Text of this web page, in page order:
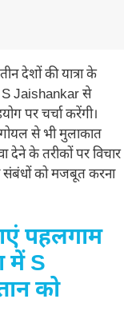
देशों की यात्रा के
S Jaishankar से
पर चर्चा करेंगी।
गोयल से भी मुलाकात
देने के तरीकों पर विचार
संबंधों को मजबूत करना
पहलगाम
में S
को